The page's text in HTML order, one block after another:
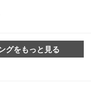
グをもっと見る